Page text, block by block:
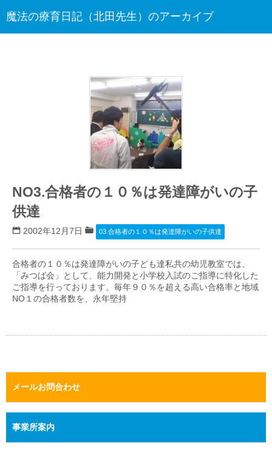
魔法の療育日記（北田先生）のアーカイブ
NO3.合格者の１０％は発達障がいの子
供達
2002年12月7日 03.合格者の１０％は発達障がいの子供達
合格者の１０％は発達障がいの子ども達私共の幼児教室では、
「みつば会」として、能力開発と小学校入試のご指導に特化した
ご指導を行っております。毎年９０％を超える高い合格率と地域
NO１の合格者数を、永年堅持
メールお問合わせ
事業所案内